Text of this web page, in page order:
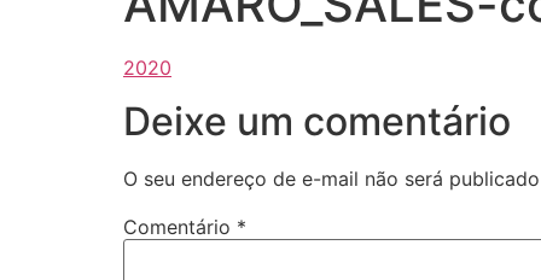
Deixe um comentário
O seu endereço de e-mail não será
Comentário *